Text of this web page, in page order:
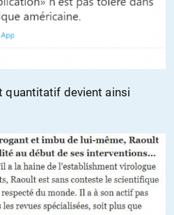
quantitatif devient ainsi